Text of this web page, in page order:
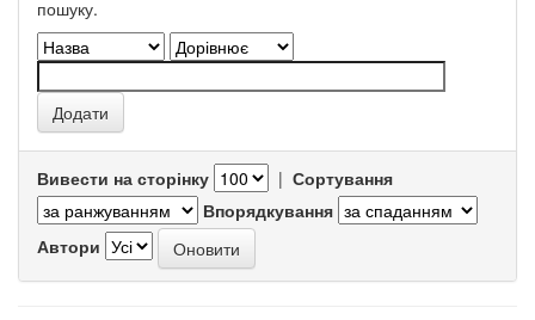
пошуку.
Вивести на сторінку | Сортування
Впорядкування
Автори